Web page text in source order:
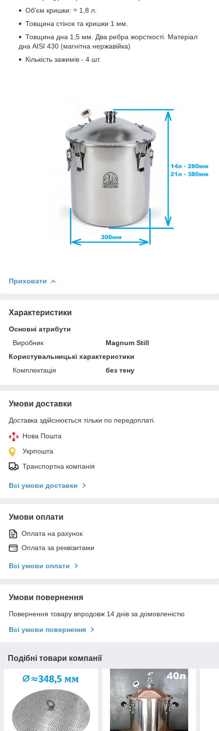
Об'єм кришки: ≈ 1,8 л.
Товщина стінок та кришки 1 мм.
Товщина дна 1,5 мм. Два ребра жорсткості. Матеріал
дна AISI 430 (магнітна нержавійка)
Кількість зажимів - 4 шт.
Приховати
Характеристики
Основні атрибути
Виробник
Magnum Still
Користувальницькі характеристики
Комплектація
без тену
Умови доставки
Доставка здійснюється тільки по передоплаті.
Нова Пошта
Укрпошта
Транспортна компанія
Всі умови доставки
Умови оплати
Оплата на рахунок
Оплата за реквізитами
Всі умови оплати
Умови повернення
Повернення товару впродовж 14 днів за домовленістю
Всі умови повернення
Подібні товари компанії